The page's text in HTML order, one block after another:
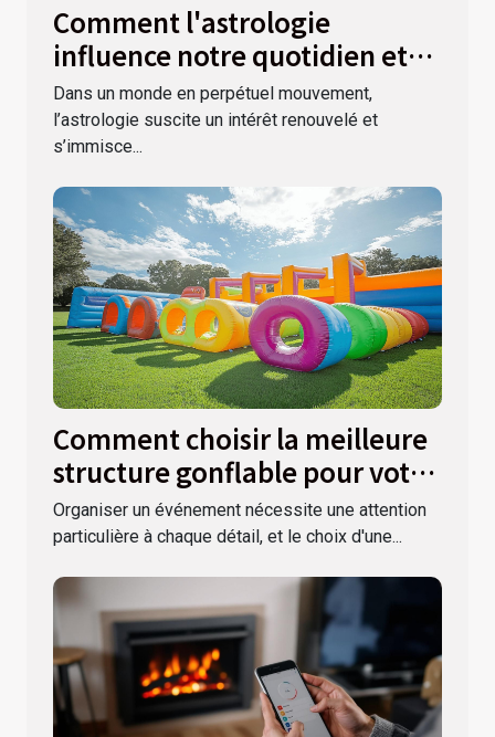
Comment l'astrologie
influence notre quotidien et
nos décisions ?
Dans un monde en perpétuel mouvement,
l’astrologie suscite un intérêt renouvelé et
s’immisce...
Comment choisir la meilleure
structure gonflable pour votre
événement
Organiser un événement nécessite une attention
particulière à chaque détail, et le choix d'une...